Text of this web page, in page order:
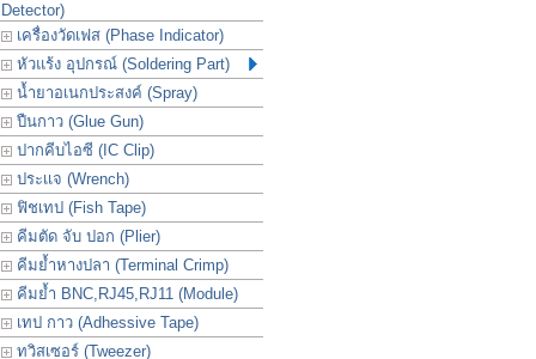
Detector)
เครื่องวัดเฟส (Phase Indicator)
หัวแร้ง อุปกรณ์ (Soldering Part)
น้ำยาอเนกประสงค์ (Spray)
ปืนกาว (Glue Gun)
ปากคีบไอซี (IC Clip)
ประเเจ (Wrench)
ฟิชเทป (Fish Tape)
คีมตัด จับ ปอก (Plier)
คีมย้ำหางปลา (Terminal Crimp)
คีมย้ำ BNC,RJ45,RJ11 (Module)
เทป กาว (Adhessive Tape)
ทวิสเซอร์ (Tweezer)